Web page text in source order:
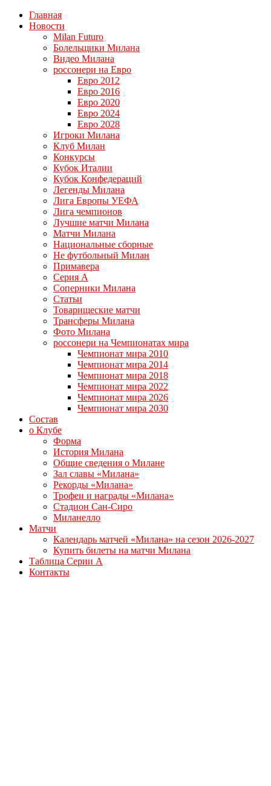
Главная
Новости
Milan Futuro
Болельщики Милана
Видео Милана
россонери на Евро
Евро 2012
Евро 2016
Евро 2020
Евро 2024
Евро 2028
Игроки Милана
Клуб Милан
Конкурсы
Кубок Италии
Кубок Конфедераций
Легенды Милана
Лига Европы УЕФА
Лига чемпионов
Лучшие матчи Милана
Матчи Милана
Национальные сборные
Не футбольный Милан
Примавера
Серия А
Соперники Милана
Статьи
Товарищеские матчи
Трансферы Милана
Фото Милана
россонери на Чемпионатах мира
Чемпионат мира 2010
Чемпионат мира 2014
Чемпионат мира 2018
Чемпионат мира 2022
Чемпионат мира 2026
Чемпионат мира 2030
Состав
о Клубе
Форма
История Милана
Общие сведения о Милане
Зал славы «Милана»
Рекорды «Милана»
Трофеи и награды «Милана»
Стадион Сан-Сиро
Миланелло
Матчи
Календарь матчей «Милана» на сезон 2026-2027
Купить билеты на матчи Милана
Таблица Серии А
Контакты